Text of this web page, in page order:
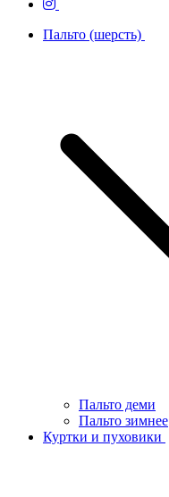
Пальто (шерсть)
Пальто деми
Пальто зимнее
Куртки и пуховики